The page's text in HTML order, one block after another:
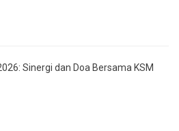
Sinergi dan Doa Bersama KSM